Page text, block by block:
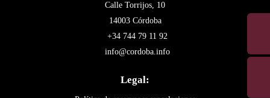
Calle Torrijos, 10
14003 Córdoba
+34 744 79 11 92
info@cordoba.info
Legal: